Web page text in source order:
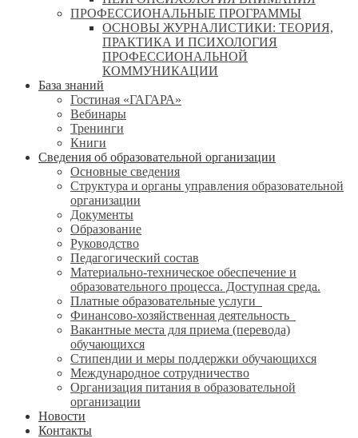
ПРОФЕССИОНАЛЬНЫЕ ПРОГРАММЫ
ОСНОВЫ ЖУРНАЛИСТИКИ: ТЕОРИЯ,
ПРАКТИКА И ПСИХОЛОГИЯ
ПРОФЕССИОНАЛЬНОЙ
КОММУНИКАЦИИ
База знаний
Гостиная «ГАГАРА»
Вебинары
Тренинги
Книги
Сведения об образовательной организации
Основные сведения
Структура и органы управления образовательной
организации
Документы
Образование
Руководство
Педагогический состав
Материально-техническое обеспечение и
образовательного процесса. Доступная среда.
Платные образовательные услуги
Финансово-хозяйственная деятельность
Вакантные места для приема (перевода)
обучающихся
Стипендии и меры поддержки обучающихся
Международное сотрудничество
Организация питания в образовательной
организации
Новости
Контакты